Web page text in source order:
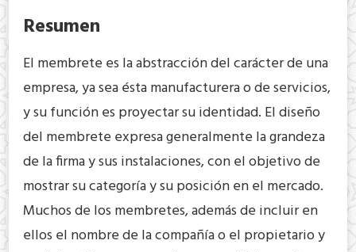
Resumen
El membrete es la abstracción del carácter de una
empresa, ya sea ésta manufacturera o de servicios,
y su función es proyectar su identidad. El diseño
del membrete expresa generalmente la grandeza
de la firma y sus instalaciones, con el objetivo de
mostrar su categoría y su posición en el mercado.
Muchos de los membretes, además de incluir en
ellos el nombre de la compañía o el propietario y